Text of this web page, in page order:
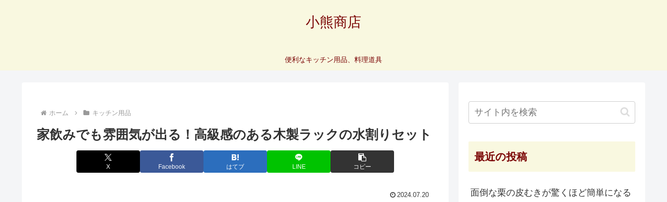
小熊商店
便利なキッチン用品、料理道具
ホーム キッチン用品
家飲みでも雰囲気が出る！高級感のある木製ラックの水割りセット
X Facebook はてブ LINE コピー
2024.07.20
最近の投稿
面倒な栗の皮むきが驚くほど簡単になる